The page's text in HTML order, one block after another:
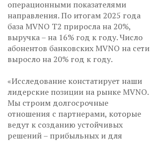
операционными показателями
направления. По итогам 2025 года
база MVNO Т2 приросла на 20%,
выручка – на 16% год к году. Число
абонентов банковских MVNO на сети
выросло на 20% год к году.
«Исследование констатирует наши
лидерские позиции на рынке MVNO.
Мы строим долгосрочные
отношения с партнерами, которые
ведут к созданию устойчивых
решений – прибыльных и для